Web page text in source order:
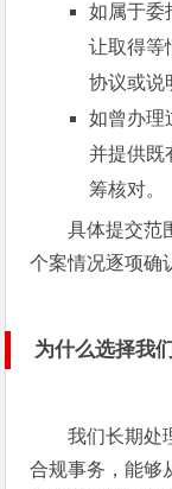
如属于委
让取得等
协议或说
如曾办理
并提供既
筹核对。
具体提交范
个案情况逐项确
为什么选择我
我们长期处
合规事务，能够